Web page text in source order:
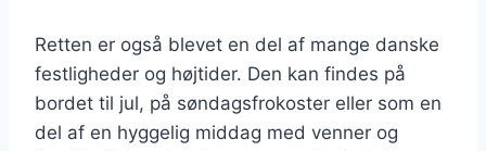
Retten er også blevet en del af mange danske
festligheder og højtider. Den kan findes på
bordet til jul, på søndagsfrokoster eller som en
del af en hyggelig middag med venner og